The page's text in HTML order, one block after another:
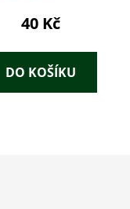
40 Kč
DO KOŠÍKU